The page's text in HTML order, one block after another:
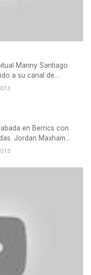
Manny Santiago
a su canal de
en Berrics con
muchos trucos originales, no te la pierdas. Jordan Maxham...